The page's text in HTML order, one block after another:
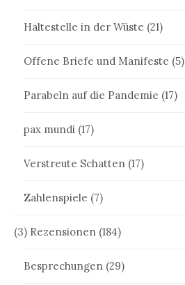
Haltestelle in der Wüste (21)
Offene Briefe und Manifeste (5)
Parabeln auf die Pandemie (17)
pax mundi (17)
Verstreute Schatten (17)
Zahlenspiele (7)
(3) Rezensionen (184)
Besprechungen (29)